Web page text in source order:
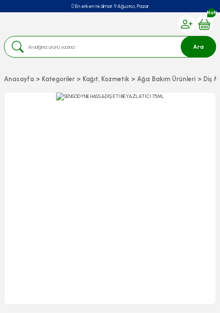
En erken teslimat: 9 Ağustos, Pazar
Ara
NaN
Anasayfa Kategoriler Kağıt, Kozmetik Ağız Bakım Ürünleri Diş